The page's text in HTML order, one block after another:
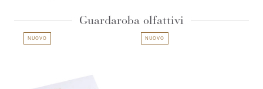
Guardaroba olfattivi
NUOVO NUOVO